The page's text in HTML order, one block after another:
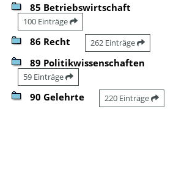
85 Betriebswirtschaft
100 Einträge
86 Recht 262 Einträge
89 Politikwissenschaften
59 Einträge
90 Gelehrte 220 Einträge